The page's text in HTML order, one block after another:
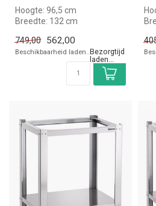
Hoogte: 96,5 cm
Breedte: 132 cm
749,00
562,00
Bezorging: 2-4 weken, wij